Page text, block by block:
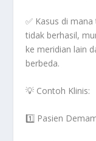
✅ Kasus di
tidak berhasil,
ke meridian lain
berbeda.
💡 Contoh Klinis:
1️⃣ Pasien